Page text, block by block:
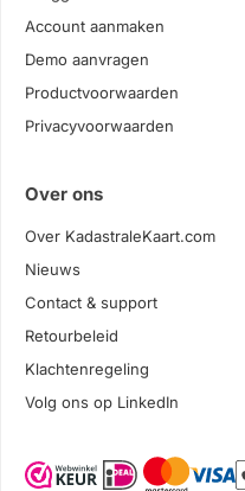
Account aanmaken
Demo aanvragen
Productvoorwaarden
Privacyvoorwaarden
Over ons
Over KadastraleKaart.com
Nieuws
Contact & support
Retourbeleid
Klachtenregeling
Volg ons op LinkedIn